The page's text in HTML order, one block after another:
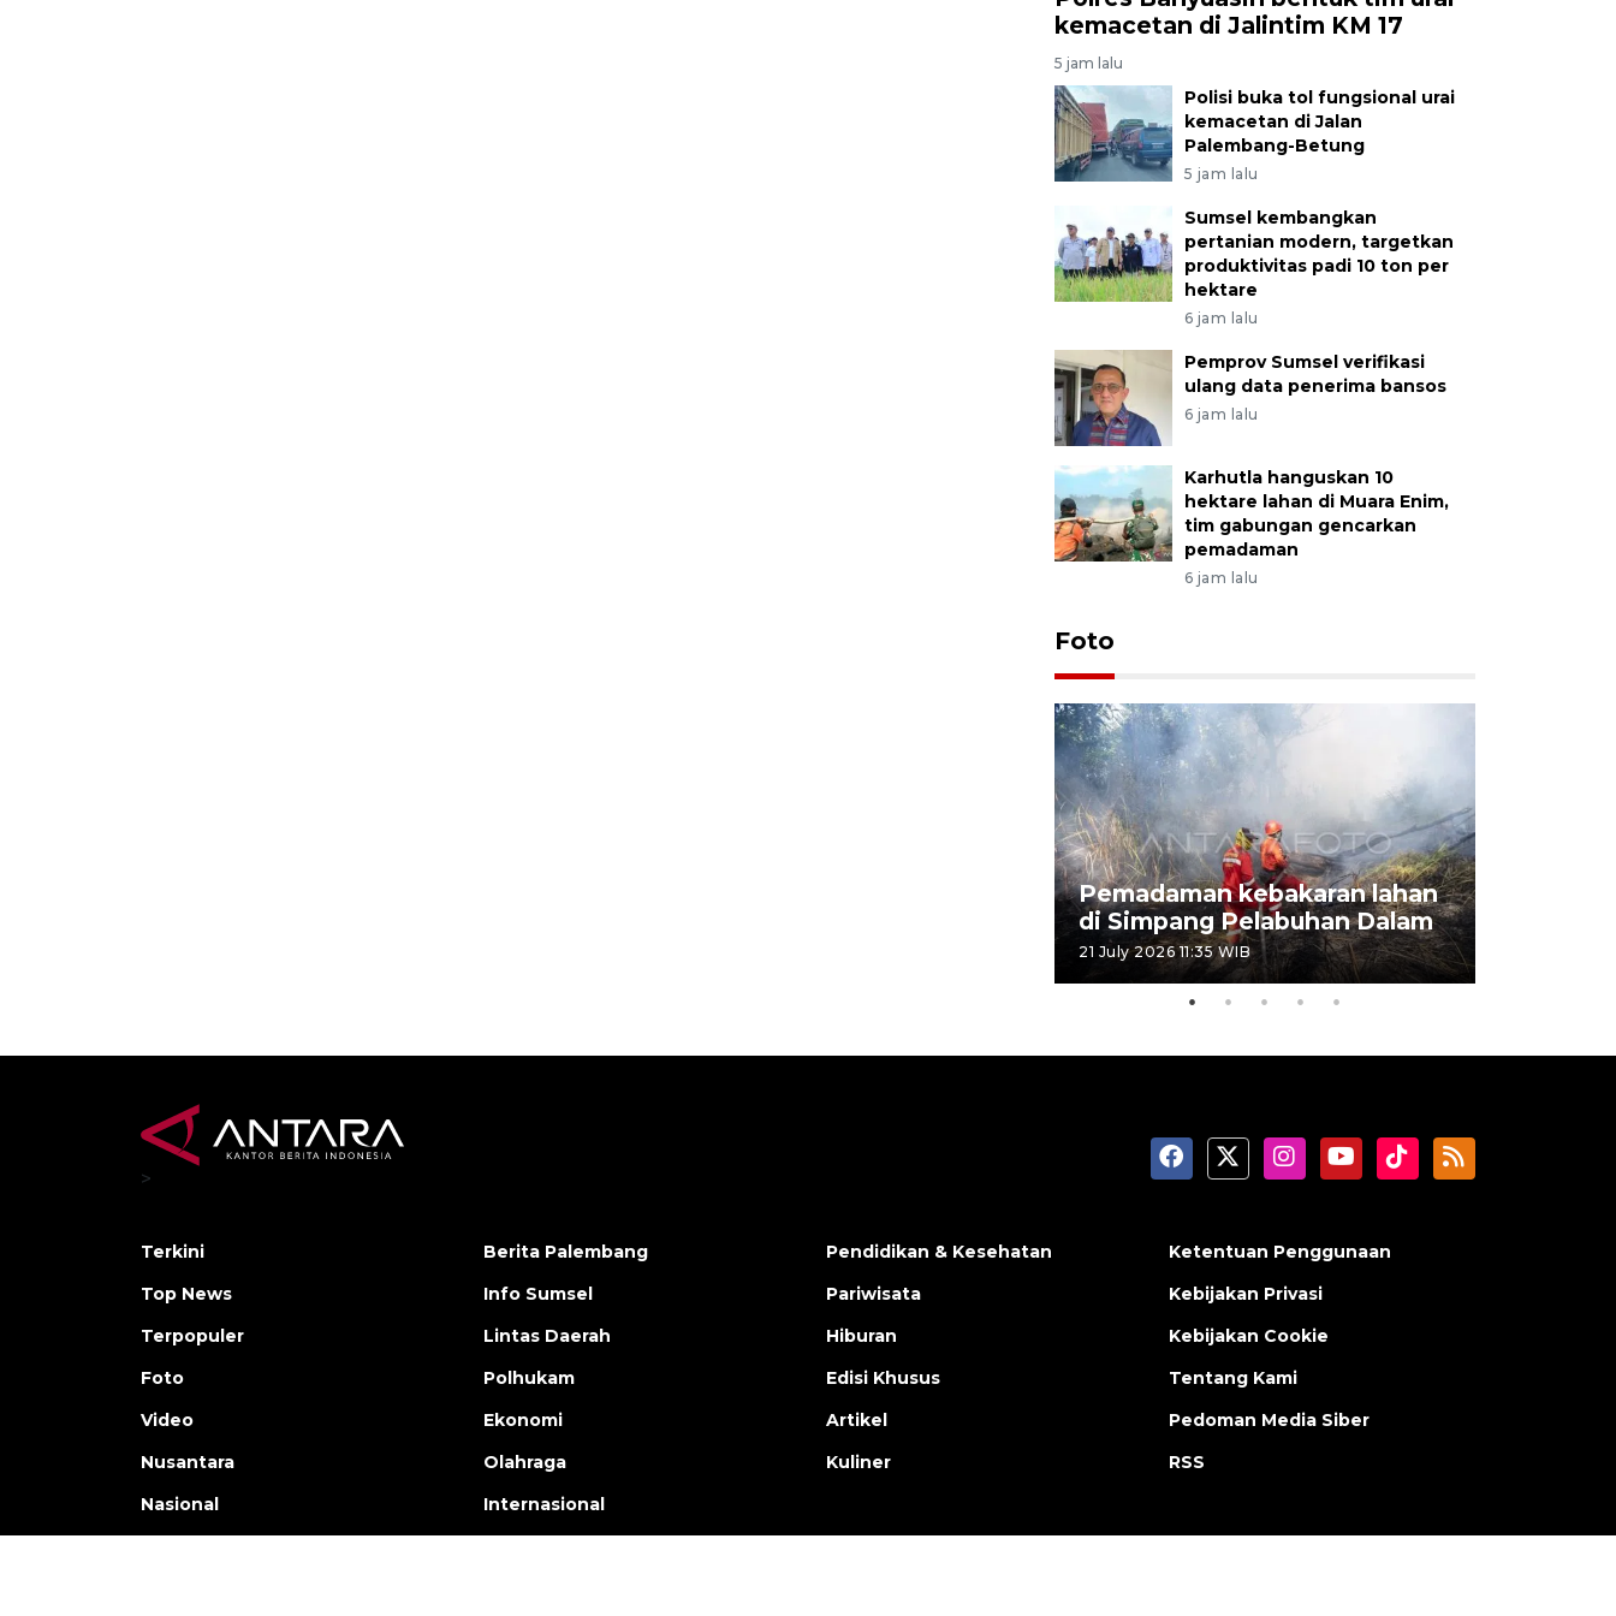
kemacetan di Jalintim KM 17
5 jam lalu
Polisi buka tol fungsional urai
kemacetan di Jalan
Palembang-Betung
5 jam lalu
Sumsel kembangkan
pertanian modern, targetkan
produktivitas padi 10 ton per
hektare
6 jam lalu
Pemprov Sumsel verifikasi
ulang data penerima bansos
6 jam lalu
Karhutla hanguskan 10
hektare lahan di Muara Enim,
tim gabungan gencarkan
pemadaman
6 jam lalu
Foto
Pemadaman kebakaran lahan
di Simpang Pelabuhan Dalam
21 July 2026 11:35 WIB
>
Terkini
Top News
Terpopuler
Foto
Video
Nusantara
Nasional
Berita Palembang
Info Sumsel
Lintas Daerah
Polhukam
Ekonomi
Olahraga
Internasional
Pendidikan & Kesehatan
Pariwisata
Hiburan
Edisi Khusus
Artikel
Kuliner
Ketentuan Penggunaan
Kebijakan Privasi
Kebijakan Cookie
Tentang Kami
Pedoman Media Siber
RSS